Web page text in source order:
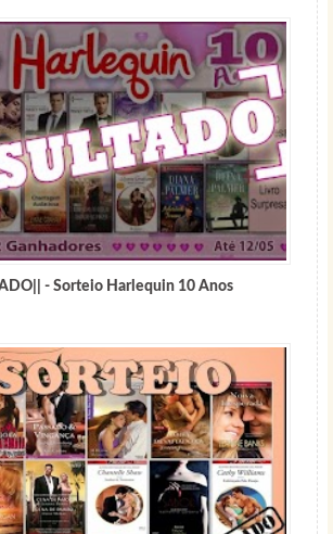
- Sorteio Harlequin 10 Anos